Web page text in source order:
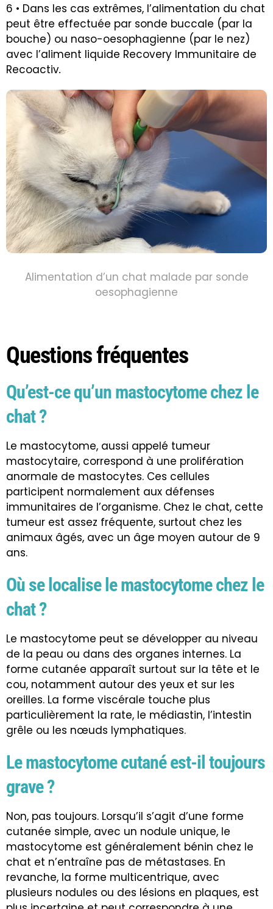
6 • Dans les cas extrêmes, l’alimentation du chat
peut être effectuée par sonde buccale (par la
bouche) ou naso-oesophagienne (par le nez)
avec l’aliment liquide Recovery Immunitaire de
Recoactiv.
Alimentation d’un chat malade par sonde
oesophagienne
Questions fréquentes
Qu’est-ce qu’un mastocytome chez le
chat ?
Le mastocytome, aussi appelé tumeur
mastocytaire, correspond à une prolifération
anormale de mastocytes. Ces cellules
participent normalement aux défenses
immunitaires de l’organisme. Chez le chat, cette
tumeur est assez fréquente, surtout chez les
animaux âgés, avec un âge moyen autour de 9
ans.
Où se localise le mastocytome chez le
chat ?
Le mastocytome peut se développer au niveau
de la peau ou dans des organes internes. La
forme cutanée apparaît surtout sur la tête et le
cou, notamment autour des yeux et sur les
oreilles. La forme viscérale touche plus
particulièrement la rate, le médiastin, l’intestin
grêle ou les nœuds lymphatiques.
Le mastocytome cutané est-il toujours
grave ?
Non, pas toujours. Lorsqu’il s’agit d’une forme
cutanée simple, avec un nodule unique, le
mastocytome est généralement bénin chez le
chat et n’entraîne pas de métastases. En
revanche, la forme multicentrique, avec
plusieurs nodules ou des lésions en plaques, est